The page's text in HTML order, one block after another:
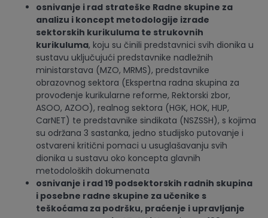
osnivanje i rad strateške Radne skupine za
analizu i koncept metodologije izrade
sektorskih kurikuluma te strukovnih
kurikuluma, koju su činili predstavnici svih dionika u
sustavu uključujući predstavnike nadležnih
ministarstava (MZO, MRMS), predstavnike
obrazovnog sektora (Ekspertna radna skupina za
provođenje kurikularne reforme, Rektorski zbor,
ASOO, AZOO), realnog sektora (HGK, HOK, HUP,
CarNET) te predstavnike sindikata (NSZSSH), s kojima
su održana 3 sastanka, jedno studijsko putovanje i
ostvareni kritični pomaci u usuglašavanju svih
dionika u sustavu oko koncepta glavnih
metodoloških dokumenata
osnivanje i rad 19 podsektorskih radnih skupina
i posebne radne skupine za učenike s
teškoćama za podršku, praćenje i upravljanje